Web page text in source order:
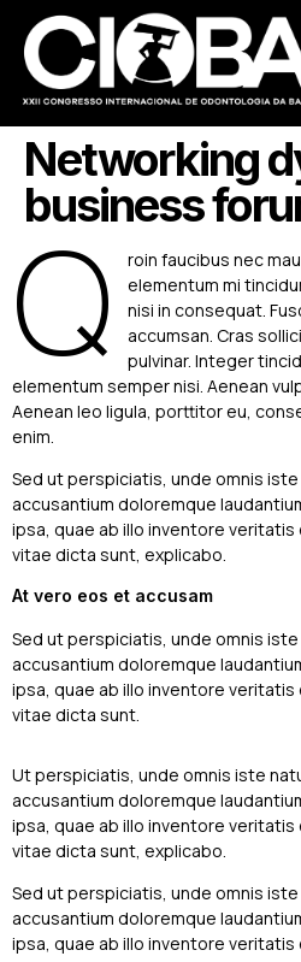
Networking
business
Q
roin faucibus nec
elementum mi
nisi in consequat.
accumsan. Cras
pulvinar. Integer
elementum semper nisi. Aenean
Aenean leo ligula, porttitor eu,
enim.
Sed ut perspiciatis, unde omnis
accusantium doloremque
ipsa, quae ab illo inventore
vitae dicta sunt, explicabo.
At vero eos et accusam
Sed ut perspiciatis, unde omnis
accusantium doloremque
ipsa, quae ab illo inventore
vitae dicta sunt.
Ut perspiciatis, unde omnis iste
accusantium doloremque
ipsa, quae ab illo inventore
vitae dicta sunt, explicabo.
Sed ut perspiciatis, unde omnis
accusantium doloremque
ipsa, quae ab illo inventore